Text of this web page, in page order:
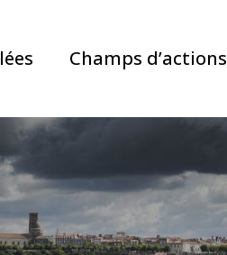
Champs d’actions